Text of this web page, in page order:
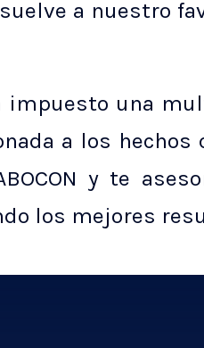
a nuestro
impuesto una
a los hechos
y te
los mejores